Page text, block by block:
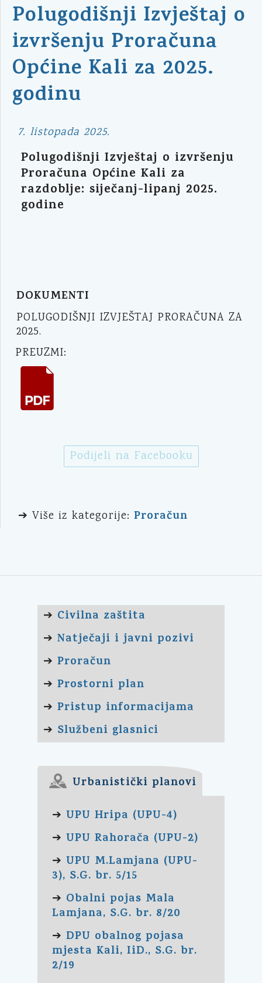
Polugodišnji Izvještaj o
izvršenju Proračuna
Općine Kali za 2025.
godinu
7. listopada 2025.
Polugodišnji Izvještaj o izvršenju
Proračuna Općine Kali za
razdoblje: siječanj-lipanj 2025.
godine
DOKUMENTI
POLUGODIŠNJI IZVJEŠTAJ PRORAČUNA ZA
2025.
PREUZMI:
Podijeli na Facebooku
➔ Više iz kategorije: Proračun
➔ Civilna zaštita
➔ Natječaji i javni pozivi
➔ Proračun
➔ Prostorni plan
➔ Pristup informacijama
➔ Službeni glasnici
Urbanistički planovi
➔ UPU Hripa (UPU-4)
➔ UPU Rahorača (UPU-2)
➔ UPU M.Lamjana (UPU-
3), S.G. br. 5/15
➔ Obalni pojas Mala
Lamjana, S.G. br. 8/20
➔ DPU obalnog pojasa
mjesta Kali, IiD., S.G. br.
2/19